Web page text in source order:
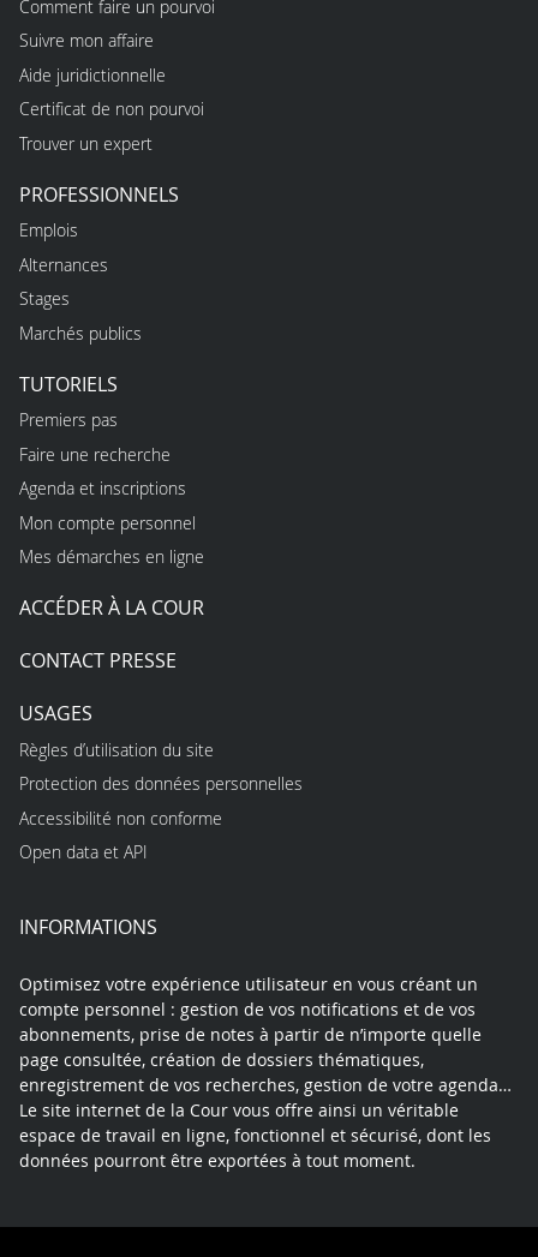
Comment faire un pourvoi
Suivre mon affaire
Aide juridictionnelle
Certificat de non pourvoi
Trouver un expert
PROFESSIONNELS
Emplois
Alternances
Stages
Marchés publics
TUTORIELS
Premiers pas
Faire une recherche
Agenda et inscriptions
Mon compte personnel
Mes démarches en ligne
ACCÉDER À LA COUR
CONTACT PRESSE
USAGES
Règles d’utilisation du site
Protection des données personnelles
Accessibilité non conforme
Open data et API
INFORMATIONS
Optimisez votre expérience utilisateur en vous créant un
compte personnel : gestion de vos notifications et de vos
abonnements, prise de notes à partir de n’importe quelle
page consultée, création de dossiers thématiques,
enregistrement de vos recherches, gestion de votre agenda…
Le site internet de la Cour vous offre ainsi un véritable
espace de travail en ligne, fonctionnel et sécurisé, dont les
données pourront être exportées à tout moment.